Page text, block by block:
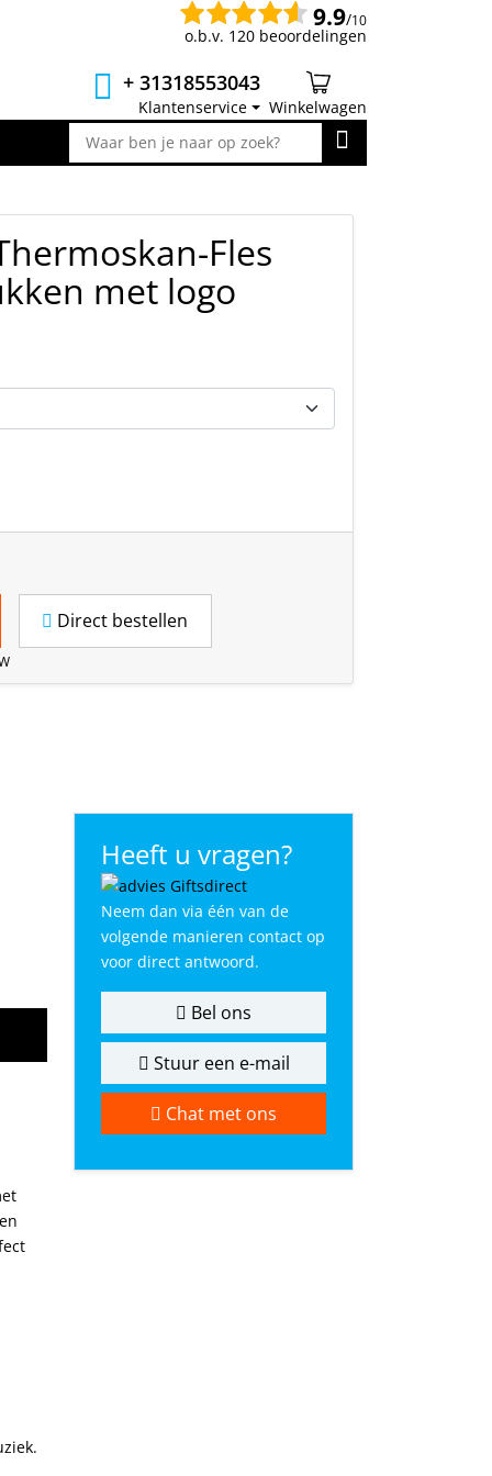
9.9/10
o.b.v. 120 beoordelingen
+ 31318553043
Klantenservice Winkelwagen
Fles
met logo
Direct bestellen
Heeft u vragen?
Neem dan via één van de
volgende manieren contact op
voor direct antwoord.
Bel ons
Stuur een e-mail
Chat met ons